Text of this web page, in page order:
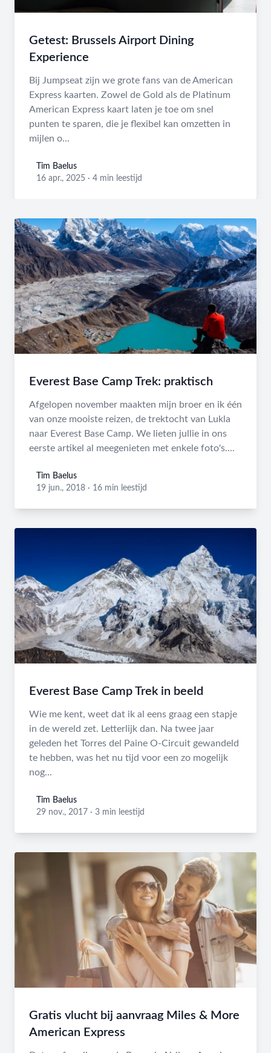
Getest: Brussels Airport Dining
Experience
Bij Jumpseat zijn we grote fans van de American
Express kaarten. Zowel de Gold als de Platinum
American Express kaart laten je toe om snel
punten te sparen, die je flexibel kan omzetten in
mijlen o...
Tim Baelus
Tim Baelus
16 apr., 2025 · 4 min leestijd
Everest Base Camp Trek: praktisch
Afgelopen november maakten mijn broer en ik één
van onze mooiste reizen, de trektocht van Lukla
naar Everest Base Camp. We lieten jullie in ons
eerste artikel al meegenieten met enkele foto's....
Tim Baelus
Tim Baelus
19 jun., 2018 · 16 min leestijd
Everest Base Camp Trek in beeld
Wie me kent, weet dat ik al eens graag een stapje
in de wereld zet. Letterlijk dan. Na twee jaar
geleden het Torres del Paine O-Circuit gewandeld
te hebben, was het nu tijd voor een zo mogelijk
nog...
Tim Baelus
Tim Baelus
29 nov., 2017 · 3 min leestijd
Gratis vlucht bij aanvraag Miles & More
American Express